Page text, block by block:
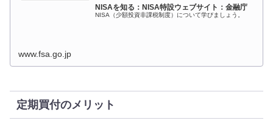
NISAを知る：NISA特設ウェブサイト：金融庁
NISA（少額投資非課税制度）について学びましょう。
www.fsa.go.jp
定期買付のメリット